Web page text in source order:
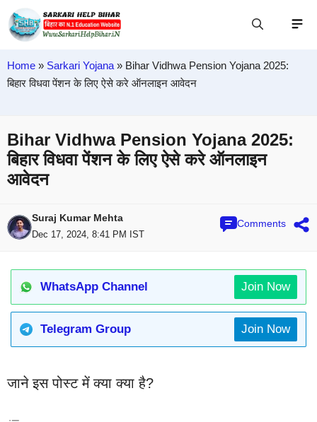
Home » Sarkari Yojana » Bihar Vidhwa Pension Yojana 2025:
बिहार विधवा पेंशन के लिए ऐसे करे ऑनलाइन आवेदन
Bihar Vidhwa Pension Yojana 2025:
बिहार विधवा पेंशन के लिए ऐसे करे ऑनलाइन
आवेदन
Suraj Kumar Mehta
Dec 17, 2024, 8:41 PM IST
Comments
WhatsApp Channel Join Now
Telegram Group Join Now
जाने इस पोस्ट में क्या क्या है?